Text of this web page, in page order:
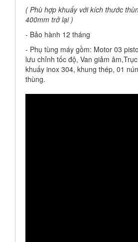
( Phù hợp khuấy với kích thước
400mm trở lại )
- Bảo hành 12 tháng
- Phụ tùng máy gồm: Motor 03
lưu chỉnh tốc độ, Van giảm
khuấy inox 304, khung thép, 01
thùng.